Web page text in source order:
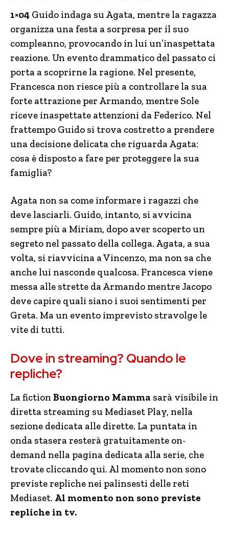
1×04 Guido indaga su Agata, mentre la ragazza
organizza una festa a sorpresa per il suo
compleanno, provocando in lui un’inaspettata
reazione. Un evento drammatico del passato ci
porta a scoprirne la ragione. Nel presente,
Francesca non riesce più a controllare la sua
forte attrazione per Armando, mentre Sole
riceve inaspettate attenzioni da Federico. Nel
frattempo Guido si trova costretto a prendere
una decisione delicata che riguarda Agata:
cosa è disposto a fare per proteggere la sua
famiglia?
Agata non sa come informare i ragazzi che
deve lasciarli. Guido, intanto, si avvicina
sempre più a Miriam, dopo aver scoperto un
segreto nel passato della collega. Agata, a sua
volta, si riavvicina a Vincenzo, ma non sa che
anche lui nasconde qualcosa. Francesca viene
messa alle strette da Armando mentre Jacopo
deve capire quali siano i suoi sentimenti per
Greta. Ma un evento imprevisto stravolge le
vite di tutti.
Dove in streaming? Quando le
repliche?
La fiction Buongiorno Mamma sarà visibile in
diretta streaming su Mediaset Play, nella
sezione dedicata alle dirette. La puntata in
onda stasera resterà gratuitamente on-
demand nella pagina dedicata alla serie, che
trovate cliccando qui. Al momento non sono
previste repliche nei palinsesti delle reti
Mediaset. Al momento non sono previste
repliche in tv.